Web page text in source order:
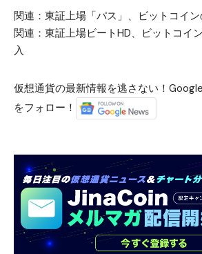
関連： 東証上場「パス」、ビットコイ
関連： 東証上場ビートHD、ビットコイ
入
仮想通貨の最新情報を逃さない！
をフォロー！